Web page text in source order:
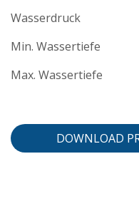
Wasserdruck
Min. Wassertiefe
Max. Wassertiefe
DOWNLOAD